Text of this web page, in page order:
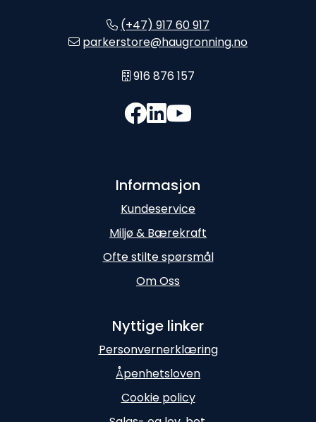
(+47) 917 60 917
parkerstore@haugronning.no
916 876 157
Informasjon
Kundeservice
Miljø & Bærekraft
Ofte stilte spørsmål
Om Oss
Nyttige linker
Personvernerklæring
Åpenhetsloven
Cookie policy